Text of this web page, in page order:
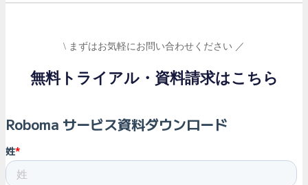
\ まずはお気軽にお問い合わせください ／
無料トライアル・資料請求はこちら